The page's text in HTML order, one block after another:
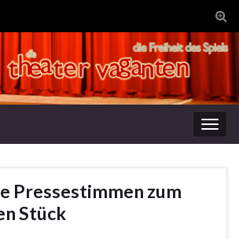
Pressestimmen zum
Stück